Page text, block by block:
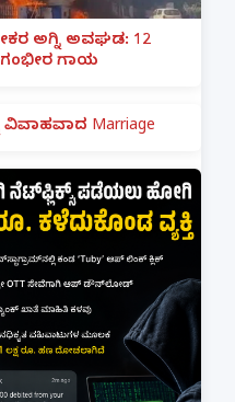
ಅಗ್ನಿ ಅವಘಡ: 12
ಗಾಯ
ವಿವಾಹವಾದ Marriage